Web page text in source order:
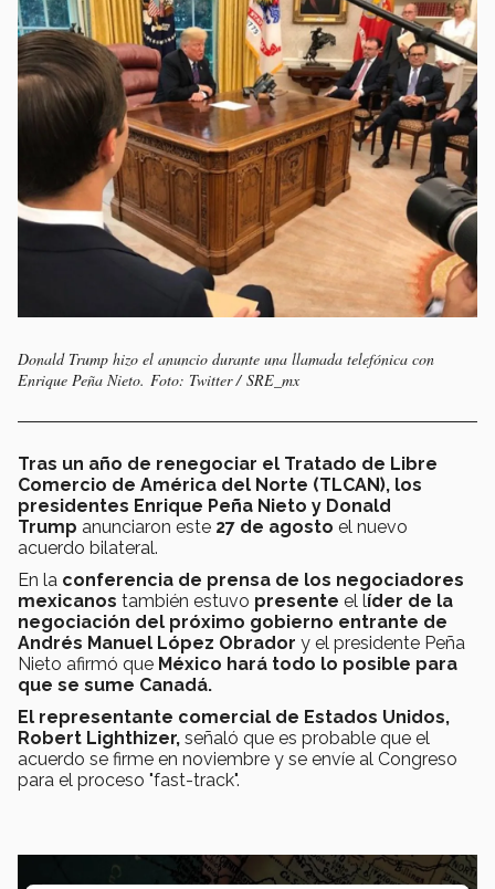
Donald Trump hizo el anuncio durante una llamada telefónica con
Enrique Peña Nieto. Foto: Twitter / SRE_mx
Tras un año de renegociar el Tratado de Libre
Comercio de América del Norte (TLCAN), los
presidentes Enrique Peña Nieto y Donald
Trump anunciaron este 27 de agosto el nuevo
acuerdo bilateral.
En la conferencia de prensa de los negociadores
mexicanos también estuvo presente el líder de la
negociación del próximo gobierno entrante de
Andrés Manuel López Obrador y el presidente Peña
Nieto afirmó que México hará todo lo posible para
que se sume Canadá.
El representante comercial de Estados Unidos,
Robert Lighthizer, señaló que es probable que el
acuerdo se firme en noviembre y se envíe al Congreso
para el proceso "fast-track".